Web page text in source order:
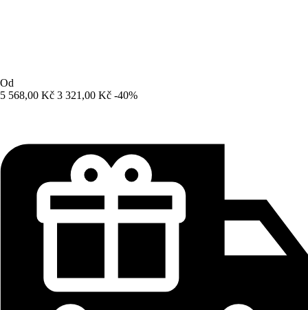
Od
5 568,00 Kč 3 321,00 Kč -40%